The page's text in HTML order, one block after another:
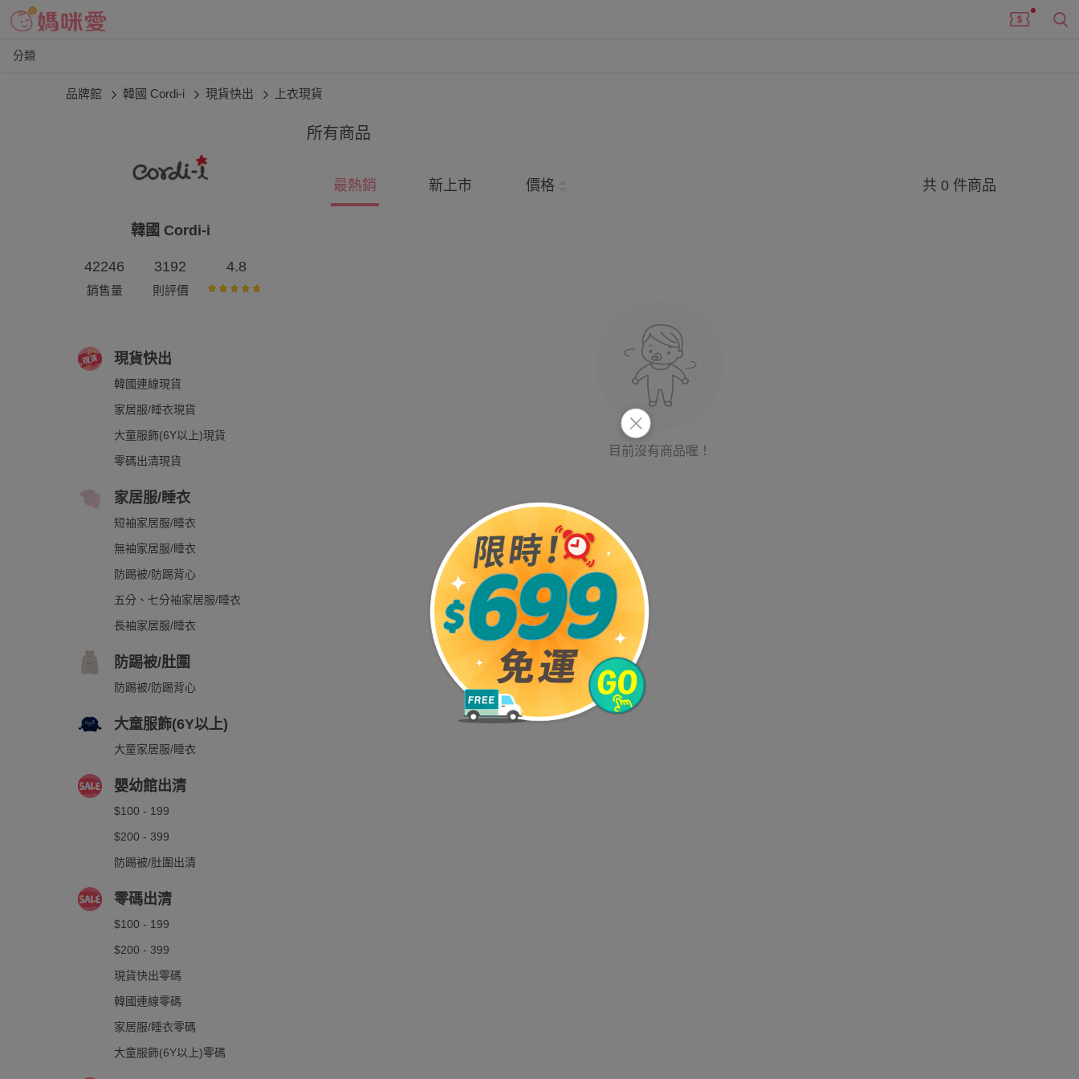
分類
品牌館 韓國 Cordi-i 現貨快出 上衣現貨
韓國 Cordi-i
42246
銷售量
3192
則評價
4.8
現貨快出
韓國連線現貨
家居服/睡衣現貨
大童服飾(6Y以上)現貨
零碼出清現貨
家居服/睡衣
短袖家居服/睡衣
無袖家居服/睡衣
防踢被/防踢背心
五分、七分袖家居服/睡衣
長袖家居服/睡衣
防踢被/肚圍
防踢被/防踢背心
大童服飾(6Y以上)
大童家居服/睡衣
嬰幼館出清
$100 - 199
$200 - 399
防踢被/肚圍出清
零碼出清
$100 - 199
$200 - 399
現貨快出零碼
韓國連線零碼
家居服/睡衣零碼
大童服飾(6Y以上)零碼
所有商品
最熱銷 新上市 價格 共 0 件商品
目前沒有商品喔！